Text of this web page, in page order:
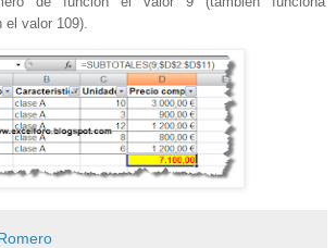
el valor 109).